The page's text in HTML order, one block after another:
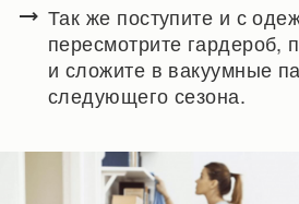
Так же поступите и с
пересмотрите гардероб,
и сложите в вакуумные
следующего сезона.